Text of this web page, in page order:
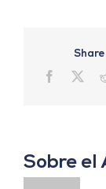
Share
Facebook
Sobre el